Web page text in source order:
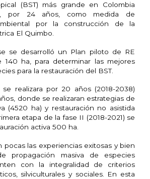
(BST) más grande en Colombia
por 24 años, como medida de
por la construcción de la
El Quimbo.
se desarrolló un Plan piloto de RE
140 ha, para determinar las mejores
para la restauración del BST.
realizara por 20 años (2018-2038)
donde se realizaran estrategias de
(4520 ha) y restauración no asistida
etapa de la fase II (2018-2021) se
activa 500 ha.
pocas las experiencias exitosas y bien
propagación masiva de especies
con la integralidad de criterios
silviculturales y sociales. En esta